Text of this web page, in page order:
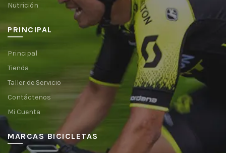
Nutrición
PRINCIPAL
Principal
Tienda
Taller de Servicio
Contáctenos
Mi Cuenta
MARCAS BICICLETAS